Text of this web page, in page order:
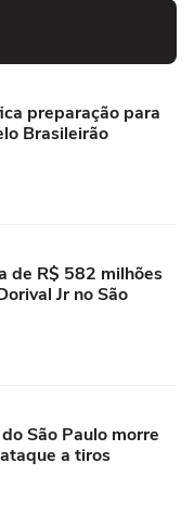
preparação para
Brasileirão
de R$ 582 milhões
Jr no São
São Paulo morre
a tiros